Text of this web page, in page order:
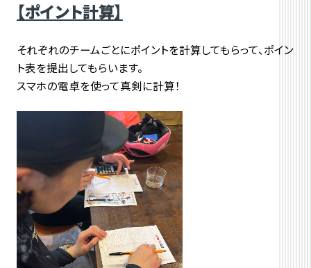
【ポイント計算】
それぞれのチームごとにポイントを計算してもらって、ポイン
ト表を提出してもらいます。
スマホの電卓を使って真剣に計算！